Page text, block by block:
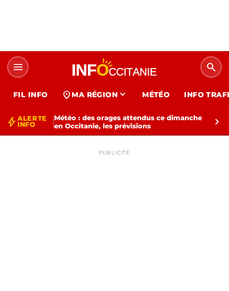
menu search
FIL INFO location_on MA RÉGION expand_more MÉTÉO INFO
bolt ALERTE
INFO
Météo : des orages attendus ce dimanche
en Occitanie, les prévisions
chevron_right
PUBLICITÉ